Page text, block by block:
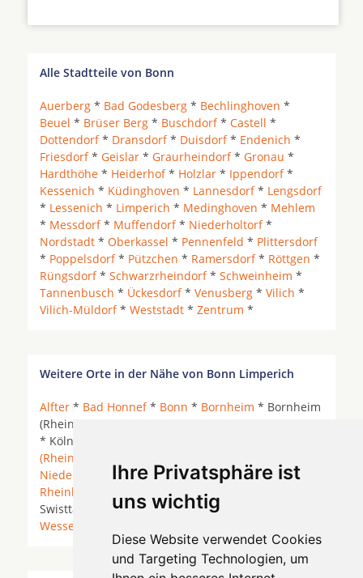
Ihre Privatsphäre ist
uns wichtig
Diese Website verwendet Cookies
und Targeting Technologien, um
Alle Stadtteile von Bonn
Auerberg * Bad Godesberg * Bechlinghoven *
Beuel * Brüser Berg * Buschdorf* Castell *
Dottendorf* Dransdorf* Duisdorf* Endenich *
Friesdorf* Geislar * Graurheindorf* Gronau *
Hardthöhe * Heiderhof* Holzlar * Ippendorf*
Kessenich * Küdinghoven * Lannesdorf* Lengsdorf
* Lessenich * Limperich * Medinghoven * Mehlem
* Messdorf* Muffendorf* Niederholtorf*
Nordstadt * Oberkassel * Pennenfeld * Plittersdorf
* Poppelsdorf* Pützchen * Ramersdorf* Röttgen *
Rüngsdorf* Schwarzrheindorf* Schweinheim *
Tannenbusch * Ückesdorf* Venusberg * Vilich *
Vilich-Müldorf* Weststadt * Zentrum *
Weitere Orte in der Nähe von Bonn Limperich
Alfter * Bad Honnef* Bonn * Bornheim * Bornheim
(Rheinland) * Grafschaft (Rheinland) *
* Köln *
(Rheinland)
Niederkassel
*Remagen * Rheinbach *
Rheinbreitbach
Sankt Augustin
Swisttal *
Troisdorf* Unkel *Wachtberg
Wesseling